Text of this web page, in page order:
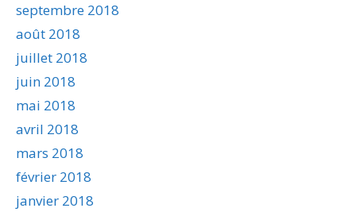
septembre 2018
août 2018
juillet 2018
juin 2018
mai 2018
avril 2018
mars 2018
février 2018
janvier 2018